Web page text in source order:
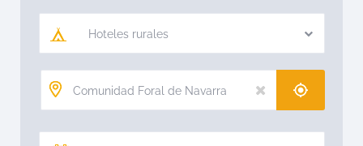
Hoteles rurales